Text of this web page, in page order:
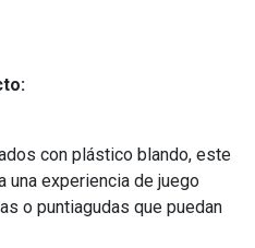
con plástico blando, este
una experiencia de juego
o puntiagudas que puedan